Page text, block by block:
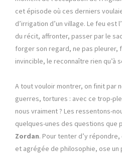
cet épisode où ces derniers
d’irrigation d’un village. Le feu est
du récit, affronter, passer par le
forger son regard, ne pas pleurer,
invincible, le reconnaître rien qu’à
A tout vouloir montrer, on finit par
guerres, tortures : avec ce trop-
nous vraiment ? Les ressentons-
quelques-unes des questions que
Zordan. Pour tenter d’y
et agrégée de philosophie, ose